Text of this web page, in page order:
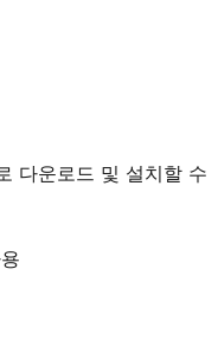
다운로드 및 설치할 수